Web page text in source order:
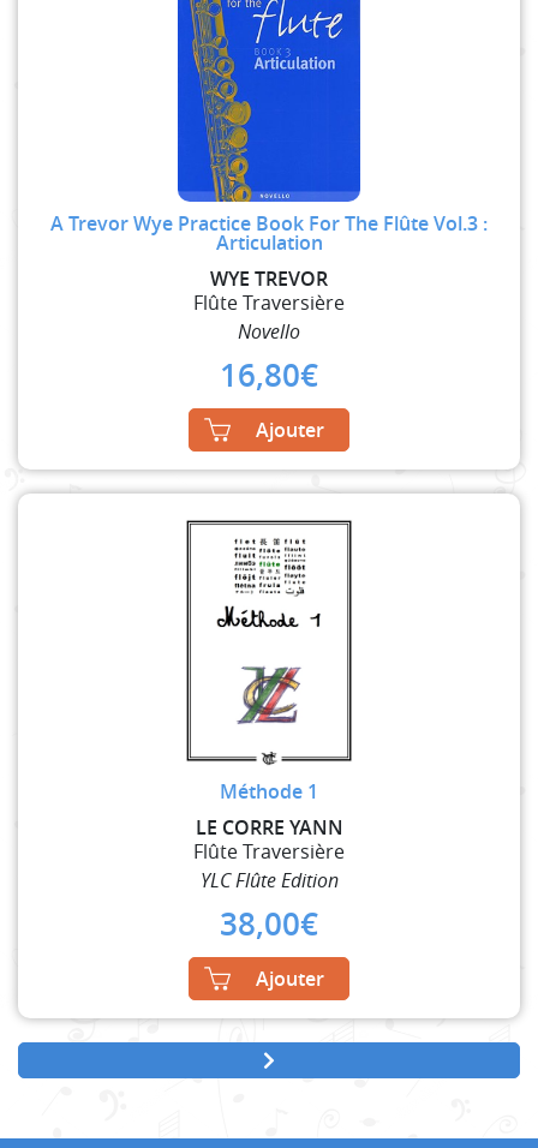
A Trevor Wye Practice Book For The Flûte Vol.3 :
Articulation
WYE TREVOR
Flûte Traversière
Novello
16,80€
Ajouter
Méthode 1
LE CORRE YANN
Flûte Traversière
YLC Flûte Edition
38,00€
Ajouter